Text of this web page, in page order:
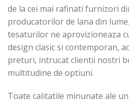
de la cei mai rafinati furnizori
producatorilor de lana din
tesaturilor ne aprovizioneaza
design clasic si contemporan,
preturi, intrucat clientii nostri
multitudine de optiuni.
Toate calitatile minunate ale